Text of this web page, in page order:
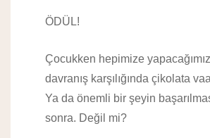
ÖDÜL!
Çocukken hepimize
davranış karşılığında çikolata
Ya da önemli bir şeyin
sonra. Değil mi?